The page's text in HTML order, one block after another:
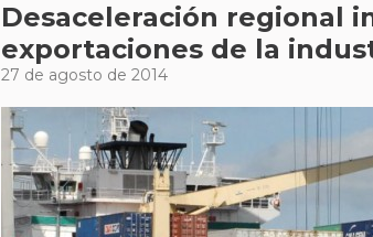
Desaceleración regional
exportaciones de la
27 de agosto de 2014